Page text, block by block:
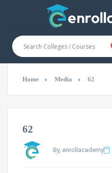
Home Media 62
62
By, enrollacademy